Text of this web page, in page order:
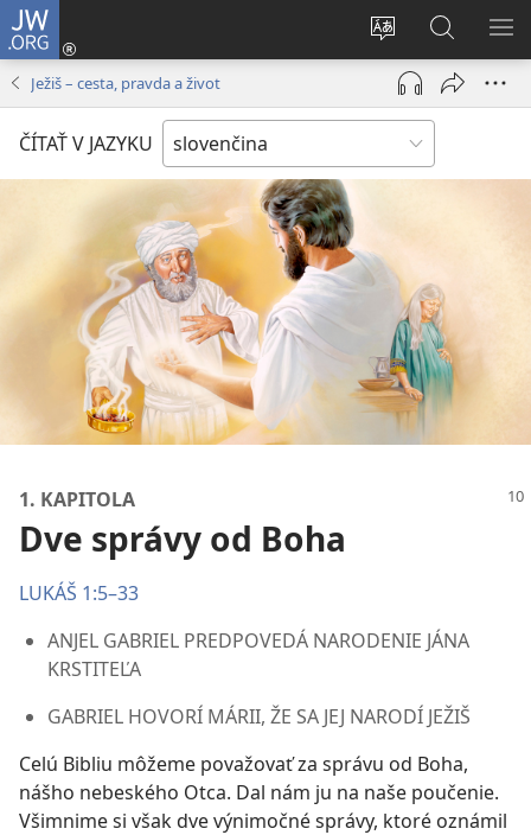
JW.ORG
Zmeniť
jazyk
stránky
Prihlásiť
sa
(otvorí
okno)
na
JW.ORG
Ježiš – cesta, pravda a život
ČÍTAŤ V JAZYKU
1. KAPITOLA
Dve správy od Boha
LUKÁŠ 1:5–33
ANJEL GABRIEL PREDPOVEDÁ NARODENIE JÁNA
KRSTITEĽA
GABRIEL HOVORÍ MÁRII, ŽE SA JEJ NARODÍ JEŽIŠ
Celú Bibliu môžeme považovať za správu od Boha,
nášho nebeského Otca. Dal nám ju na naše poučenie.
Všimnime si však dve výnimočné správy, ktoré oznámil